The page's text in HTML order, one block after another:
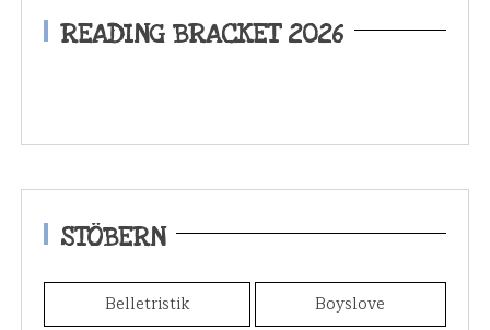
READING BRACKET 2026
STÖBERN
Belletristik
Boyslove